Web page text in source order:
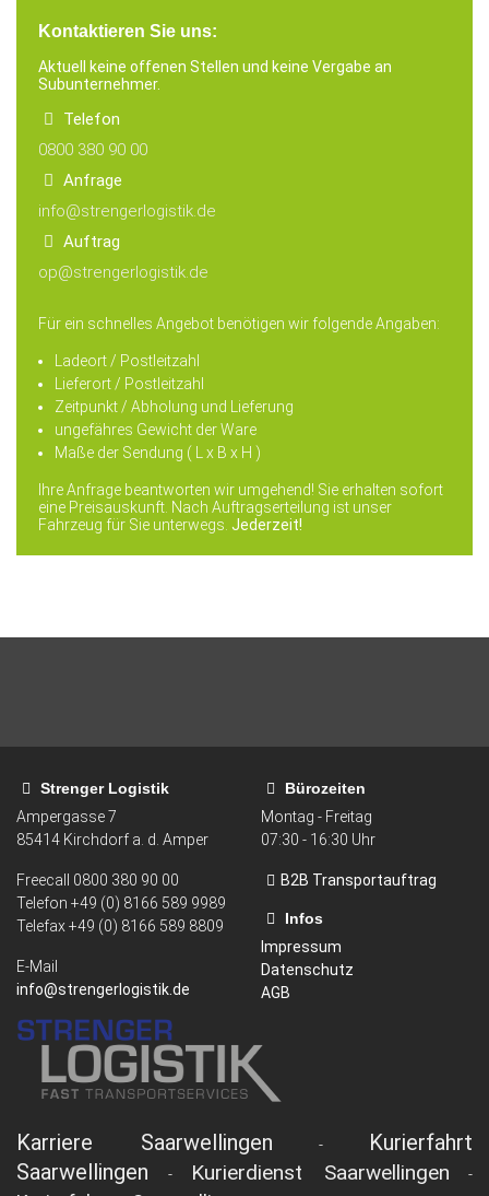
Kontaktieren Sie uns:
Aktuell keine offenen Stellen und keine Vergabe an
Subunternehmer.
Telefon
0800 380 90 00
Anfrage
info@strengerlogistik.de
Auftrag
op@strengerlogistik.de
Für ein schnelles Angebot benötigen wir folgende Angaben:
Ladeort / Postleitzahl
Lieferort / Postleitzahl
Zeitpunkt / Abholung und Lieferung
ungefähres Gewicht der Ware
Maße der Sendung ( L x B x H )
Ihre Anfrage beantworten wir umgehend! Sie erhalten sofort
eine Preisauskunft. Nach Auftragserteilung ist unser
Fahrzeug für Sie unterwegs. Jederzeit!
Strenger Logistik
Ampergasse 7
85414 Kirchdorf a. d. Amper
Freecall 0800 380 90 00
Telefon +49 (0) 8166 589 9989
Telefax +49 (0) 8166 589 8809
E-Mail
info@strengerlogistik.de
Bürozeiten
Montag - Freitag
07:30 - 16:30 Uhr
B2B Transportauftrag
Infos
Impressum
Datenschutz
AGB
Karriere Saarwellingen -
Kurierfahrt
Saarwellingen - Kurierdienst Saarwellingen -